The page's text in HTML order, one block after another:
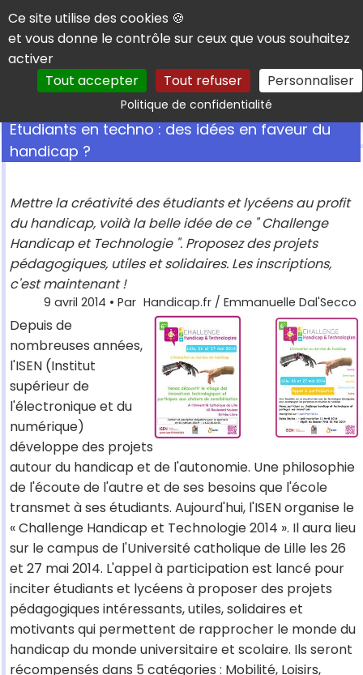
Panneau de gestion des cookies
Ce site utilise des cookies 🍪
et vous donne le contrôle sur ceux que vous souhaitez
activer
Tout accepter
Tout refuser Personnaliser
Politique de confidentialitéRechercher
Etudiants en techno : des idées en faveur du
handicap ?
Mettre la créativité des étudiants et lycéens au profit
du handicap, voilà la belle idée de ce " Challenge
Handicap et Technologie ". Proposez des projets
pédagogiques, utiles et solidaires. Les inscriptions,
c'est maintenant !
9 avril 2014 • Par Handicap.fr / Emmanuelle Dal'Secco
Depuis de
nombreuses années,
l'ISEN (Institut
supérieur de
l'électronique et du
numérique)
développe des projets
autour du handicap et de l'autonomie. Une philosophie
de l'écoute de l'autre et de ses besoins que l'école
transmet à ses étudiants. Aujourd'hui, l'ISEN organise le
« Challenge Handicap et Technologie 2014 ». Il aura lieu
sur le campus de l'Université catholique de Lille les 26
et 27 mai 2014. L'appel à participation est lancé pour
inciter étudiants et lycéens à proposer des projets
pédagogiques intéressants, utiles, solidaires et
motivants qui permettent de rapprocher le monde du
handicap du monde universitaire et scolaire. Ils seront
récompensés dans 5 catégories : Mobilité, Loisirs,